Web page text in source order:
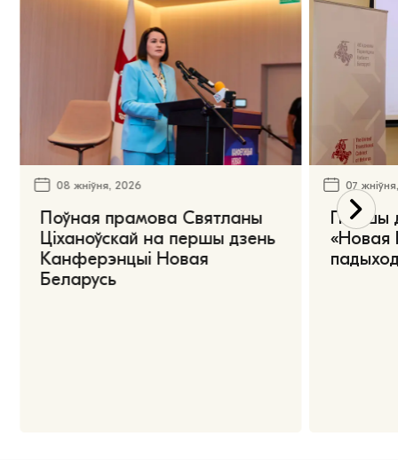
08 жніўня, 2026
Поўная прамова Святланы
Ціханоўскай на першы дзень
Канферэнцыі Новая
Беларусь
07
Першы
«Новая